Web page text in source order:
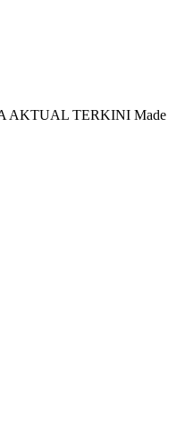
AKTUAL TERKINI Made